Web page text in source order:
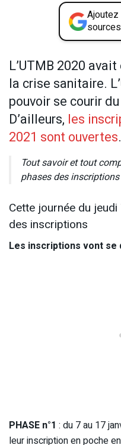
Ajoutez
L’UTMB 2020
la crise sanitaire.
pouvoir se courir
D’ailleurs, les
2021 sont ouvertes.
Tout savoir et tout
phases des
Cette journée du
des inscriptions
Les inscriptions vont
PHASE n°1 : du 7 au 17
leur inscription en poche